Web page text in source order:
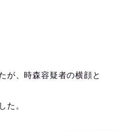
が、時森容疑者の横顔と
た。